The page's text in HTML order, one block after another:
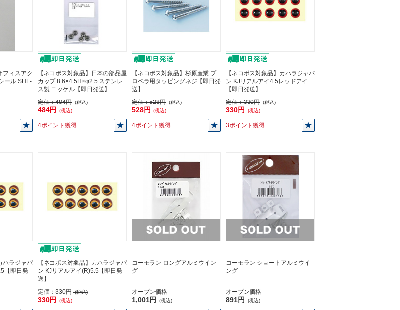
フィスアク
ール SHL-
【ネコポス対象品】日本の部品屋
カップ 8.6×4.5H×φ2.5 ステンレ
ス製 ニッケル【即日発送】
定価：484円 (税込)
484円 (税込)
4ポイント獲得
【ネコポス対象品】杉原産業 プ
ロペラ用タッピングネジ【即日発
送】
定価：528円 (税込)
528円 (税込)
4ポイント獲得
【ネコポス対象品】カハラジャパ
ン KJリアルアイ4.5レッドアイ
【即日発送】
定価：330円 (税込)
330円 (税込)
3ポイント獲得
ハラジャパ
【即日発
【ネコポス対象品】カハラジャパ
ン KJリアルアイ(R)5.5【即日発
送】
定価：330円 (税込)
330円 (税込)
コーモラン ロングアルミウイン
グ
オープン価格
1,001円 (税込)
コーモラン ショートアルミウイ
ング
オープン価格
891円 (税込)